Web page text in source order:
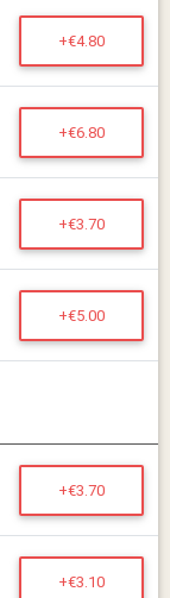
+€4.80
+€6.80
+€3.70
+€5.00
+€3.70
+€3.10